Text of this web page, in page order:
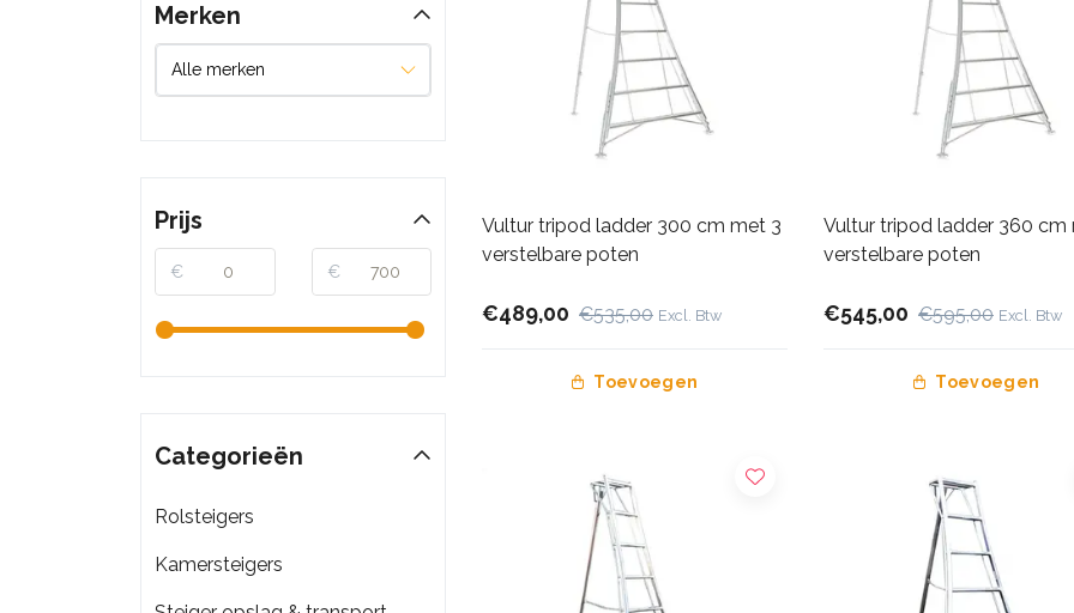
Vultur tripod ladder 300 cm met 3
verstelbare poten
€489,00 €535,00 Excl. Btw
Toevoegen
Vultur tripod ladder 360 cm
verstelbare poten
€545,00 €595,00 Excl. Btw
Toevoegen
Merken
Prijs
€ €
Categorieën
Rolsteigers
Kamersteigers